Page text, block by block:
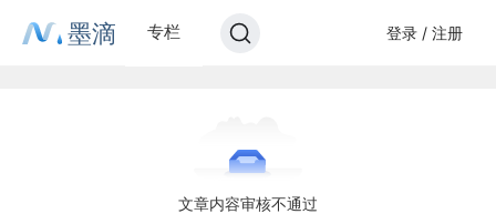
墨滴 专栏 登录 / 注册
文章内容审核不通过